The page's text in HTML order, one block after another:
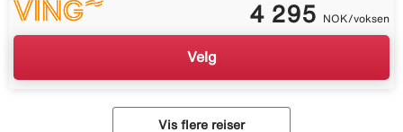
4 295 NOK/voksen
Velg
Vis flere reiser